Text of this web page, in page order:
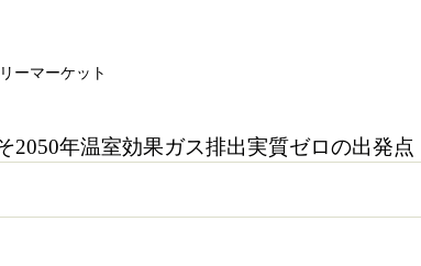
ーマーケット
年温室効果ガス排出実質ゼロの出発点